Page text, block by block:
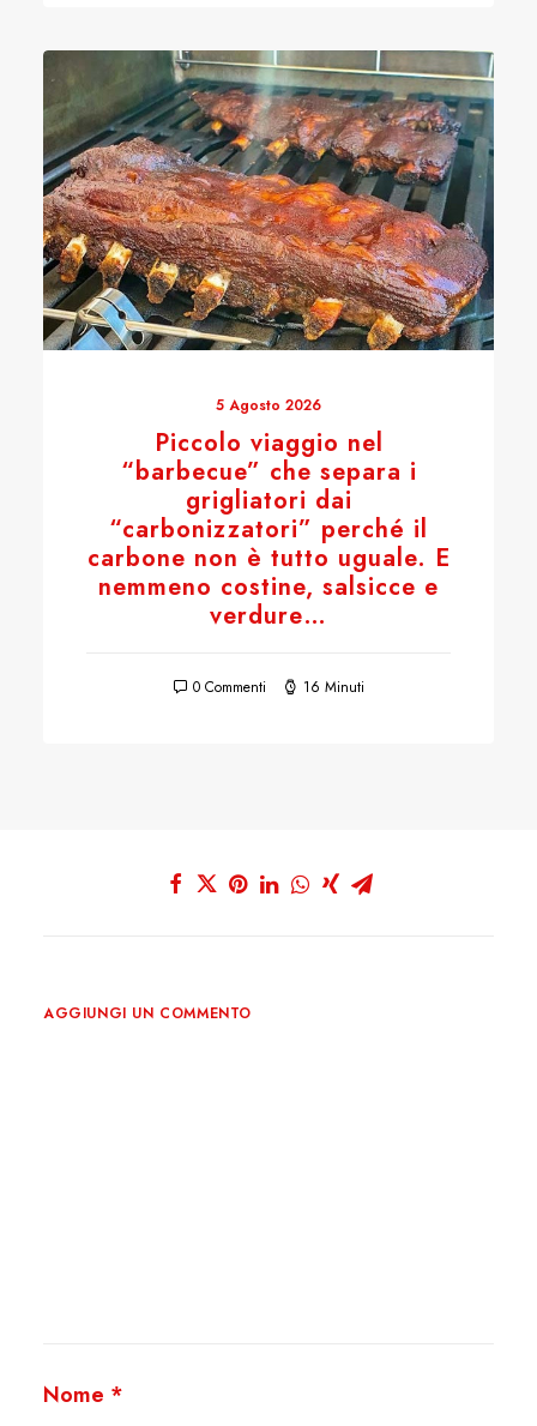
5 Agosto 2026
Piccolo viaggio nel
“barbecue” che separa i
grigliatori dai
“carbonizzatori” perché il
carbone non è tutto uguale. E
nemmeno costine, salsicce e
verdure…
0 Commenti 16 Minuti
AGGIUNGI UN COMMENTO
Nome *